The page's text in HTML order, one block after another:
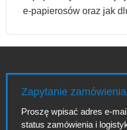
e-papierosów oraz jak
Zapytanie zamówienia
Proszę wpisać adres e-
status zamówienia i